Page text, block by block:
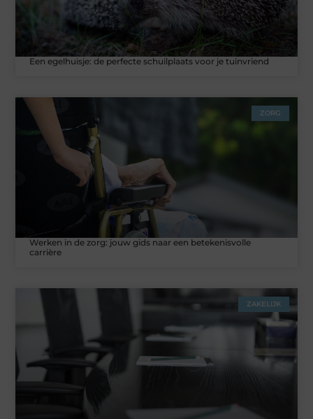
Een egelhuisje: de perfecte schuilplaats voor je tuinvriend
ZORG
Werken in de zorg: jouw gids naar een betekenisvolle
carrière
ZAKELIJK